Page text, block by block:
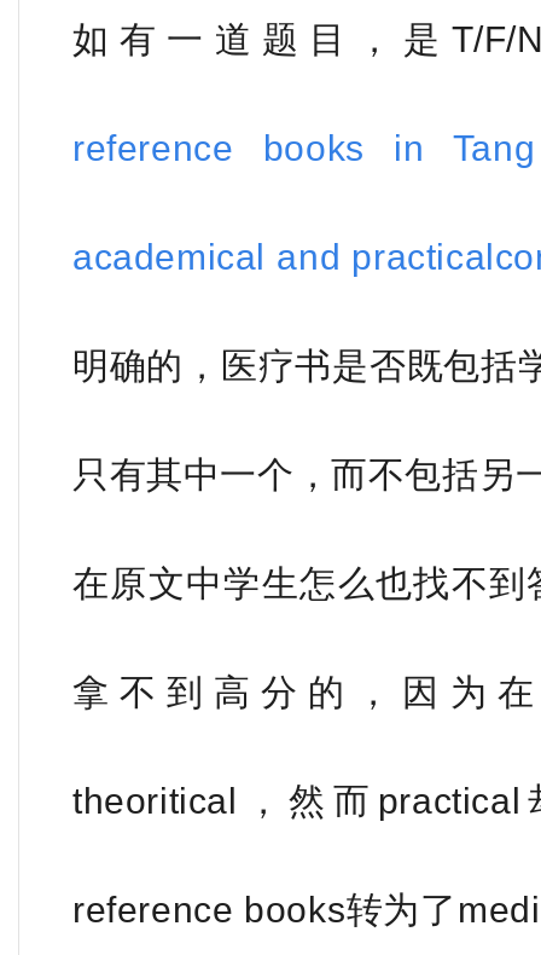
如有一道题目，是T/F/
reference books in
academical and
明确的，医疗书是否既包括
只有其中一个，而不包括另
在原文中学生怎么也找不
拿不到高分的，因为
theoritical，然而
reference books转为了